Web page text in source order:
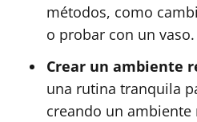
métodos, como
o probar con un vaso.
Crear un ambiente
una rutina tranquila
creando un ambiente